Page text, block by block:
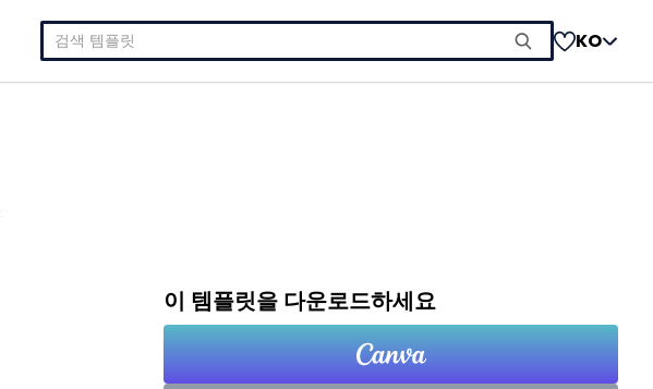
색:
KO
이 템플릿을 다운로드하세요